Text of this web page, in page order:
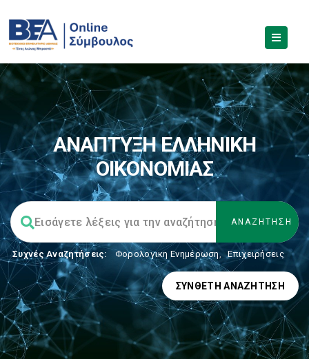
ΑΝΑΠΤΥΞΗ ΕΛΛΗΝΙΚΗ
ΟΙΚΟΝΟΜΙΑΣ
Συχνές Αναζητήσεις: Φορολογικη Ενημέρωση, Επιχειρήσεις
ΣΎΝΘΕΤΗ ΑΝΑΖΉΤΗΣΗ